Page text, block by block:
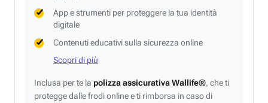
App e strumenti per proteggere la tua identità
digitale
Contenuti educativi sulla sicurezza online
Scopri di più
Inclusa per te la polizza assicurativa Wallife®, che ti
protegge dalle frodi online e ti rimborsa in caso di